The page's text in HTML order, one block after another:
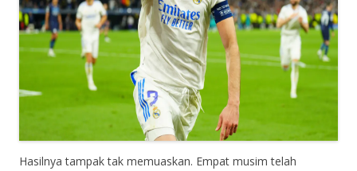
Hasilnya tampak tak memuaskan. Empat musim telah